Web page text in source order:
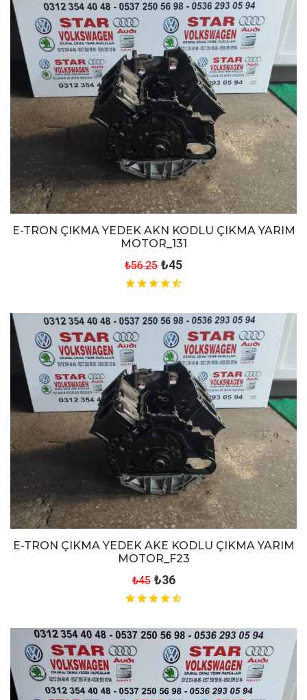
E-TRON ÇIKMA YEDEK AKN KODLU ÇIKMA YARIM
MOTOR_131
₺56.25 ₺45
E-TRON ÇIKMA YEDEK AKE KODLU ÇIKMA YARIM
MOTOR_F23
₺45 ₺36